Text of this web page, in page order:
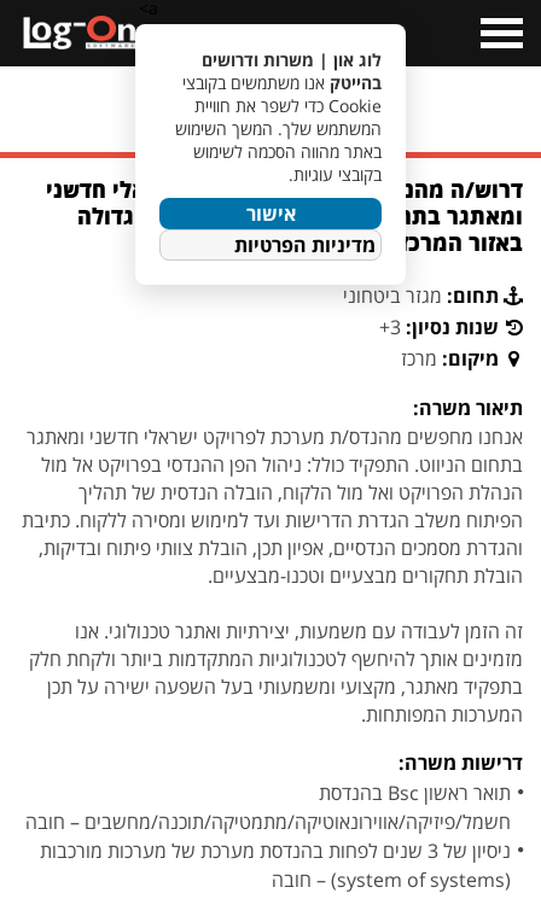
Menu
מעבר לחיפוש משרות
דרוש/ה מהנדס/ת מערכת לפרויקט ישראלי חדשני
ומאתגר בתחום הניווט בחברה ביטחונית גדולה
באזור המרכז
תחום: מגזר ביטחוני
שנות נסיון: 3+
מיקום: מרכז
תיאור משרה:
אנחנו מחפשים מהנדס/ת מערכת לפרויקט ישראלי חדשני ומאתגר
בתחום הניווט. התפקיד כולל: ניהול הפן ההנדסי בפרויקט אל מול
הנהלת הפרויקט ואל מול הלקוח, הובלה הנדסית של תהליך
הפיתוח משלב הגדרת הדרישות ועד למימוש ומסירה ללקוח. כתיבת
והגדרת מסמכים הנדסיים, אפיון תכן, הובלת צוותי פיתוח ובדיקות,
הובלת תחקורים מבצעיים וטכנו-מבצעיים.
זה הזמן לעבודה עם משמעות, יצירתיות ואתגר טכנולוגי. אנו
מזמינים אותך להיחשף לטכנולוגיות המתקדמות ביותר ולקחת חלק
בתפקיד מאתגר, מקצועי ומשמעותי בעל השפעה ישירה על תכן
המערכות המפותחות.
דרישות משרה:
תואר ראשון Bsc בהנדסת
חשמל/פיזיקה/אווירונאוטיקה/מתמטיקה/תוכנה/מחשבים – חובה
ניסיון של 3 שנים לפחות בהנדסת מערכת של מערכות מורכבות
(system of systems) – חובה
לוג און | משרות ודרושים
בהייטק אנו משתמשים בקובצי
Cookie כדי לשפר את חוויית
המשתמש שלך. המשך השימוש
באתר מהווה הסכמה לשימוש
בקובצי עוגיות.
אישור
מדיניות הפרטיות